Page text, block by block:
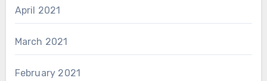
April 2021
March 2021
February 2021